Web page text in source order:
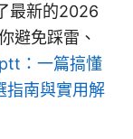
最新的2026
避免踩雷、
：一篇搞懂
指南與實用解